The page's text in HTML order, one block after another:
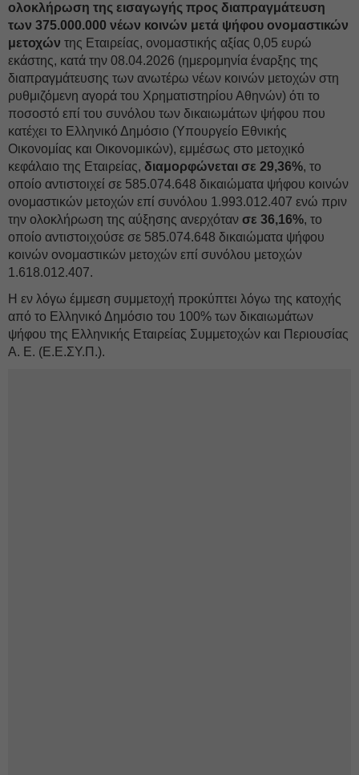
ολοκλήρωση της εισαγωγής προς διαπραγμάτευση
των 375.000.000 νέων κοινών μετά ψήφου ονομαστικών
μετοχών της Εταιρείας, ονομαστικής αξίας 0,05 ευρώ
εκάστης, κατά την 08.04.2026 (ημερομηνία έναρξης της
διαπραγμάτευσης των ανωτέρω νέων κοινών μετοχών στη
ρυθμιζόμενη αγορά του Χρηματιστηρίου Αθηνών) ότι το
ποσοστό επί του συνόλου των δικαιωμάτων ψήφου που
κατέχει το Ελληνικό Δημόσιο (Υπουργείο Εθνικής
Οικονομίας και Οικονομικών), εμμέσως στο μετοχικό
κεφάλαιο της Εταιρείας, διαμορφώνεται σε 29,36%, το
οποίο αντιστοιχεί σε 585.074.648 δικαιώματα ψήφου κοινών
ονομαστικών μετοχών επί συνόλου 1.993.012.407 ενώ πριν
την ολοκλήρωση της αύξησης ανερχόταν σε 36,16%, το
οποίο αντιστοιχούσε σε 585.074.648 δικαιώματα ψήφου
κοινών ονομαστικών μετοχών επί συνόλου μετοχών
1.618.012.407.
Η εν λόγω έμμεση συμμετοχή προκύπτει λόγω της κατοχής
από το Ελληνικό Δημόσιο του 100% των δικαιωμάτων
ψήφου της Ελληνικής Εταιρείας Συμμετοχών και Περιουσίας
Α. Ε. (Ε.Ε.ΣΥ.Π.).